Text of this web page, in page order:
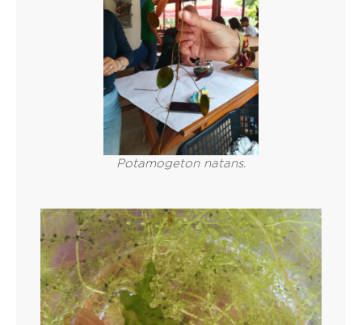
Potamogeton natans.